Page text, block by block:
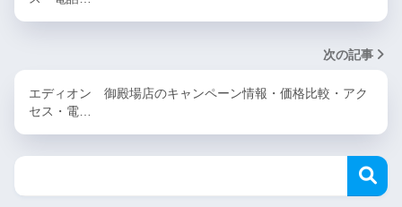
次の記事
エディオン 御殿場店のキャンペーン情報・価格比較・アク
セス・電…